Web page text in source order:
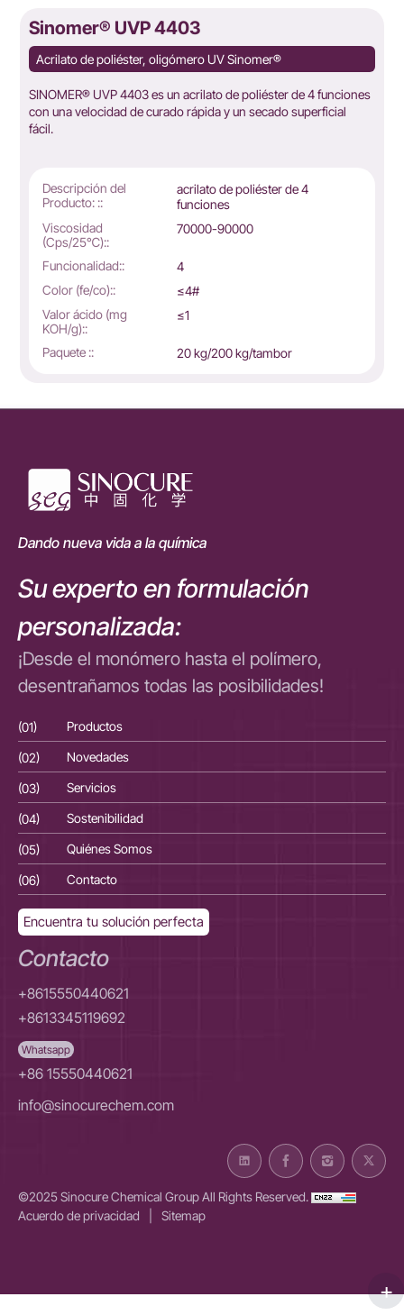
Sinomer® UVP 4403
Acrilato de poliéster, oligómero UV Sinomer®
SINOMER® UVP 4403 es un acrilato de poliéster de 4 funciones
con una velocidad de curado rápida y un secado superficial
fácil.
Descripción del
Producto: ::
acrilato de poliéster de 4
funciones
Viscosidad
(Cps/25℃)::
70000-90000
Funcionalidad::
4
Color (fe/co)::
≤4#
Valor ácido (mg
KOH/g)::
≤1
Paquete :: 20 kg/200 kg/tambor
Dando nueva vida a la química
Su experto en formulación
personalizada:
¡Desde el monómero hasta el polímero,
desentrañamos todas las posibilidades!
(01) Productos
(02)
Novedades
(03)
Servicios
(04)
Sostenibilidad
(05)
Quiénes Somos
(06)
Contacto
Encuentra tu solución perfecta
Contacto
+8615550440621
+8613345119692
Whatsapp
+86 15550440621
info@sinocurechem.com
©2025 Sinocure Chemical Group All Rights Reserved.
Acuerdo de privacidad
Sitemap